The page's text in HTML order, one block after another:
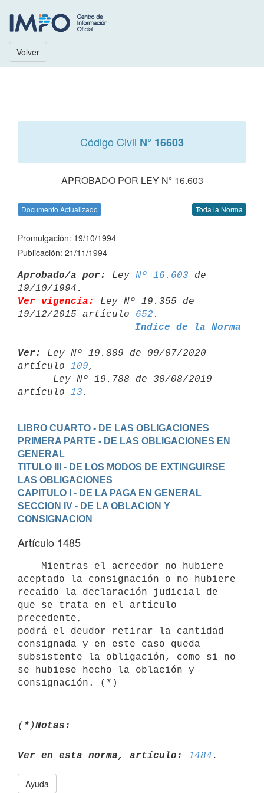
Volver
Código Civil N° 16603
APROBADO POR LEY Nº 16.603
Documento Actualizado Toda la Norma
Promulgación: 19/10/1994
Publicación: 21/11/1994
Aprobado/a por: Ley Nº 16.603 de
Ver vigencia:
Ley Nº 19.355 de
19/12/2015 artículo 652
Indice de la Norma
Ver:
Ley Nº 19.889 de 09/07/2020
artículo 109,
artículo 13
LIBRO CUARTO - DE LAS OBLIGACIONES
PRIMERA PARTE - DE LAS OBLIGACIONES EN
GENERAL
TITULO III - DE LOS MODOS DE EXTINGUIRSE
LAS OBLIGACIONES
CAPITULO I - DE LA PAGA EN GENERAL
SECCION IV - DE LA OBLACION Y
CONSIGNACION
Artículo 1485
aceptado la consignación o no hubiere
recaído la declaración judicial de
que se trata en el artículo
precedente,
podrá el deudor retirar la cantidad
consignada y en este caso queda
subsistente la obligación, como si no
se hubiese hecho la oblación y
(*)Notas:
Ver en esta norma, artículo: 1484
Ayuda